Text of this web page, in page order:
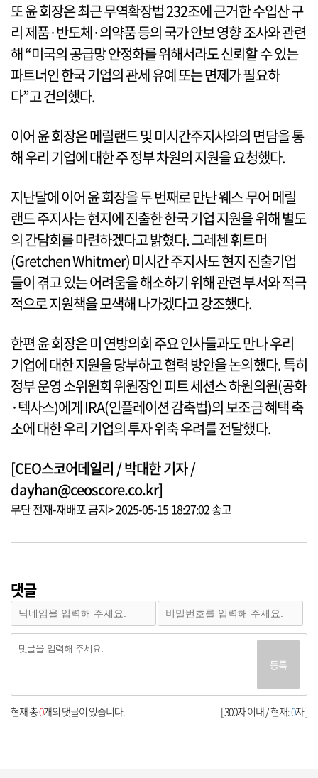
또 윤 회장은 최근 무역확장법 232조에 근거한 수입산 구
리 제품·반도체·의약품 등의 국가 안보 영향 조사와 관련
해 “미국의 공급망 안정화를 위해서라도 신뢰할 수 있는
파트너인 한국 기업의 관세 유예 또는 면제가 필요하
다”고 건의했다.
이어 윤 회장은 메릴랜드 및 미시간주지사와의 면담을 통
해 우리 기업에 대한 주 정부 차원의 지원을 요청했다.
지난달에 이어 윤 회장을 두 번째로 만난 웨스 무어 메릴
랜드 주지사는 현지에 진출한 한국 기업 지원을 위해 별도
의 간담회를 마련하겠다고 밝혔다. 그레첸 휘트머
(Gretchen Whitmer) 미시간 주지사도 현지 진출기업
들이 겪고 있는 어려움을 해소하기 위해 관련 부서와 적극
적으로 지원책을 모색해 나가겠다고 강조했다.
한편 윤 회장은 미 연방의회 주요 인사들과도 만나 우리
기업에 대한 지원을 당부하고 협력 방안을 논의했다. 특히
정부 운영 소위원회 위원장인 피트 세션스 하원의원(공화
·텍사스)에게 IRA(인플레이션 감축법)의 보조금 혜택 축
소에 대한 우리 기업의 투자 위축 우려를 전달했다.
[CEO스코어데일리 / 박대한 기자 /
dayhan@ceoscore.co.kr]
무단 전재-재배포 금지> 2025-05-15 18:27:02 송고
댓글
등록
[ 300자 이내 / 현재:0자 ]
현재 총0개의 댓글이 있습니다.